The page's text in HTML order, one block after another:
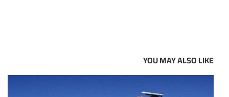
YOU MAY ALSO LIKE